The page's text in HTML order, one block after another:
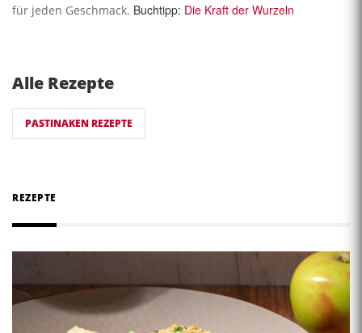
für jeden Geschmack. Buchtipp: Die Kraft der Wurzeln
Alle Rezepte
PASTINAKEN REZEPTE
REZEPTE